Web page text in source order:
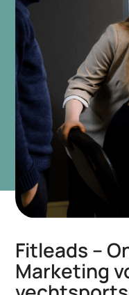
Fitleads –
Marketing